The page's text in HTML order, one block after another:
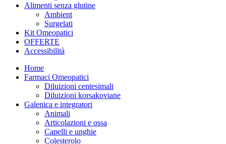
Alimenti senza glutine
Ambient
Surgelati
Kit Omeopatici
OFFERTE
Accessibilità
Home
Farmaci Omeopatici
Diluizioni centesimali
Diluizioni korsakoviane
Galenica e integratori
Animali
Articolazioni e ossa
Capelli e unghie
Colesterolo